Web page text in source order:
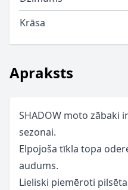
Apraksts
SHADOW moto zābaki
sezonai.
Elpojoša tīkla topa
audums.
Lieliski piemēroti
Krāsa